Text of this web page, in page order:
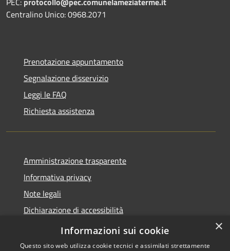
Centralino Unico: 0968.2071
Prenotazione appuntamento
Segnalazione disservizio
Leggi le FAQ
Richiesta assistenza
Amministrazione trasparente
Informativa privacy
Note legali
Dichiarazione di accessibilità
Feedback accessibilità
×
Informazioni sui cookie
Questo sito web utilizza cookie tecnici e assimilati strettamente